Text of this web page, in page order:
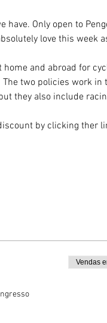
have. Only open to
love this week
and abroad for
two policies work in
they also include
by clicking ther
Vendas